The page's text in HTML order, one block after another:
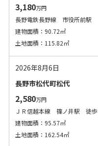
3,180万円
長野電鉄長野線 市役所前
建物面積：90.72㎡
土地面積：115.82㎡
2026年8月6日
長野市松代町松代
2,580万円
ＪＲ信越本線 篠ノ井駅 徒
建物面積：95.57㎡
土地面積：162.54㎡